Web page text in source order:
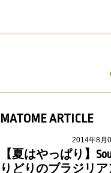
MATOME ARTICLE
2014年8月
【夏はやっぱり】
りどりのブラジリ